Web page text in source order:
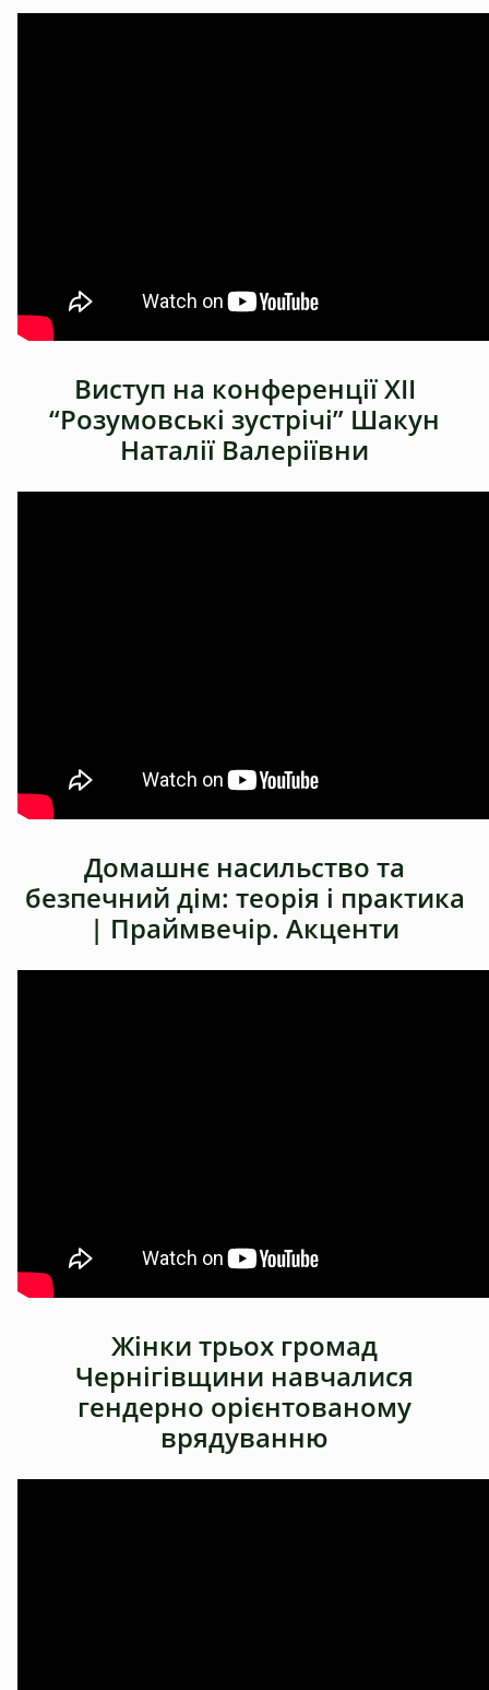
Виступ на конференції ХІІ
“Розумовські зустрічі” Шакун
Наталії Валеріївни
Домашнє насильство та
безпечний дім: теорія і практика
| Праймвечір. Акценти
Жінки трьох громад
Чернігівщини навчалися
гендерно орієнтованому
врядуванню